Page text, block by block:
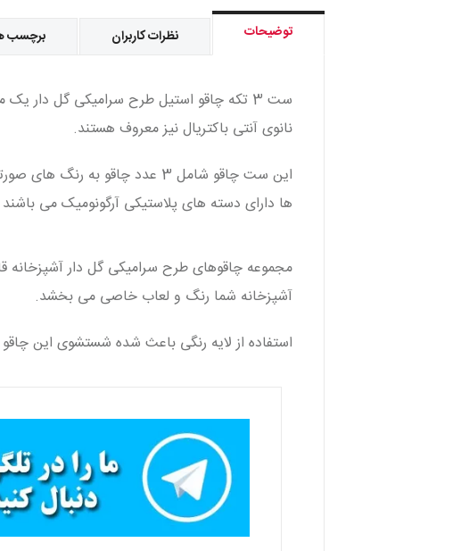
توضیحات نظرات کاربران برچسب
ست 3 تکه چاقو استیل طرح سرامیکی گل
نانوی آنتی باکتریال نیز معروف هستند.
ها دارای دسته های پلاستیکی آرگونومیک می
مجموعه چاقوهای طرح سرامیکی گل دار آشپزخانه
آشپزخانه شما رنگ و لعاب خاصی می بخشد.
استفاده از لایه رنگی باعث شده شستشوی این